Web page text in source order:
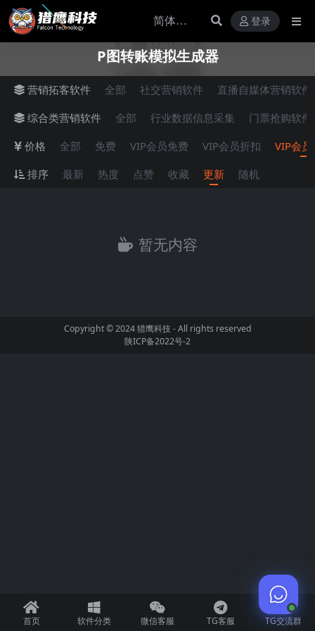
登录
P图转账模拟生成器
营销拓客软件 全部 社交营销软件
直播自媒体营销软件
综合类营销软件
全部 行业数据信息采集
门票抢购软件
价格
全部 免费 VIP会员免费 VIP会员折扣
VIP会
排序
最新 热度 点赞 收藏 更新 随机
暂无内容
Copyright © 2024猎鹰科技- All rights reserved
陕ICP备2022号-2
首页 软件分类 微信客服 TG客服 TG交流群